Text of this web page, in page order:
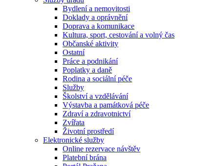
Bydlení a nemovitosti
Doklady a oprávnění
Doprava a komunikace
Kultura, sport, cestování a volný čas
Občanské aktivity
Ostatní
Práce a podnikání
Poplatky a daně
Rodina a sociální péče
Služby
Školství a vzdělávání
Výstavba a památková péče
Zdraví a zdravotnictví
Zvířata
Životní prostředí
Elektronické služby
Online rezervace návštěv
Platební brána